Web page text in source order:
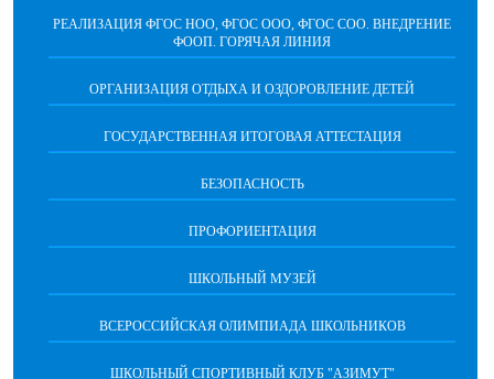
РЕАЛИЗАЦИЯ ФГОС НОО, ФГОС ООО, ФГОС СОО. ВНЕДРЕНИЕ
ФООП. ГОРЯЧАЯ ЛИНИЯ
ОРГАНИЗАЦИЯ ОТДЫХА И ОЗДОРОВЛЕНИЕ ДЕТЕЙ
ГОСУДАРСТВЕННАЯ ИТОГОВАЯ АТТЕСТАЦИЯ
БЕЗОПАСНОСТЬ
ПРОФОРИЕНТАЦИЯ
ШКОЛЬНЫЙ МУЗЕЙ
ВСЕРОССИЙСКАЯ ОЛИМПИАДА ШКОЛЬНИКОВ
ШКОЛЬНЫЙ СПОРТИВНЫЙ КЛУБ "АЗИМУТ"